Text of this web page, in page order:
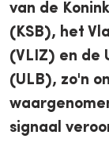
van de
(KSB), het
(VLIZ) en de
(ULB), zo'n
signaal